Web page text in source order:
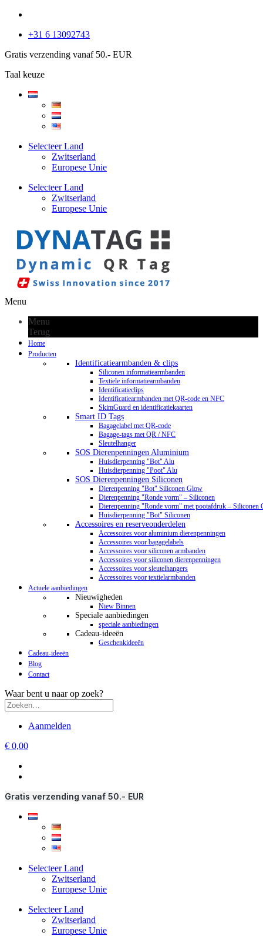
+31 6 13092743
Gratis verzending vanaf 50.- EUR
Taal keuze
Selecteer Land
Zwitserland
Europese Unie
Selecteer Land
Zwitserland
Europese Unie
Menu
Menu
Terug
Home
Producten
Identificatiearmbanden & clips
Siliconen informatiearmbanden
Textiele informatiearmbanden
Identificatieclips
Identificatiearmbanden met QR-code en NFC
SkimGuard en identificatiekaarten
Smart ID Tags
Bagagelabel met QR-code
Bagage-tags met QR / NFC
Sleutelhanger
SOS Dierenpenningen Aluminium
Huisdierpenning "Bot" Alu
Huisdierpenning "Poot" Alu
SOS Dierenpenningen Siliconen
Dierenpenning "Bot" Siliconen Glow
Dierenpenning "Ronde vorm" – Siliconen
Dierenpenning "Ronde vorm" met pootafdruk – Siliconen
Huisdierpenning "Bot" Siliconen
Accessoires en reserveonderdelen
Accessoires voor aluminium dierenpenningen
Accessoires voor bagagelabels
Accessoires voor siliconen armbanden
Accessoires voor siliconen dierenpenningen
Accessoires voor sleutelhangers
Accessoires voor textielarmbanden
Actuele aanbiedingen
Nieuwigheden
Niew Binnen
Speciale aanbiedingen
speciale aanbiedingen
Cadeau-ideeën
Geschenkideeën
Cadeau-ideeën
Blog
Contact
Waar bent u naar op zoek?
Aanmelden
€ 0,00
Gratis verzending vanaf 50.- EUR
Selecteer Land
Zwitserland
Europese Unie
Selecteer Land
Zwitserland
Europese Unie